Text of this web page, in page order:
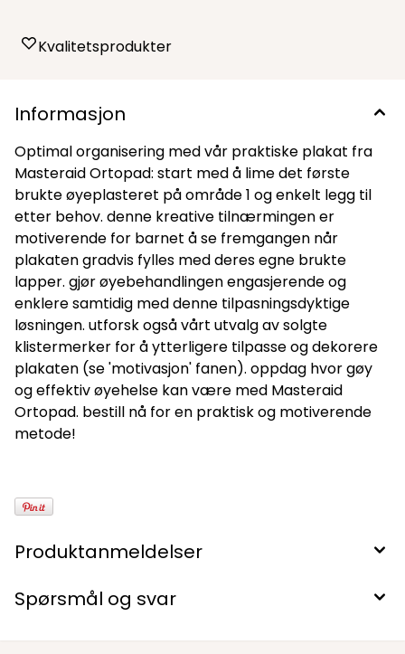
Kvalitetsprodukter
Informasjon
Optimal organisering med vår praktiske plakat fra
Masteraid Ortopad: start med å lime det første
brukte øyeplasteret på område 1 og enkelt legg til
etter behov. denne kreative tilnærmingen er
motiverende for barnet å se fremgangen når
plakaten gradvis fylles med deres egne brukte
lapper. gjør øyebehandlingen engasjerende og
enklere samtidig med denne tilpasningsdyktige
løsningen. utforsk også vårt utvalg av solgte
klistermerker for å ytterligere tilpasse og dekorere
plakaten (se 'motivasjon' fanen). oppdag hvor gøy
og effektiv øyehelse kan være med Masteraid
Ortopad. bestill nå for en praktisk og motiverende
metode!
Produktanmeldelser
Spørsmål og svar